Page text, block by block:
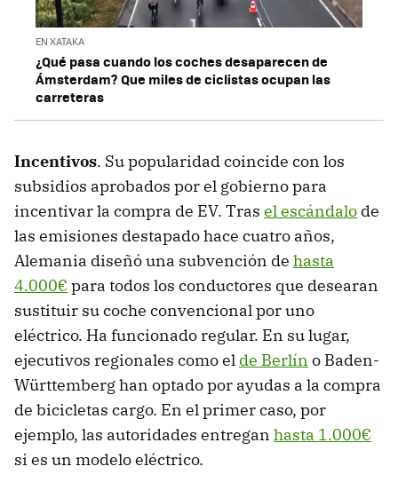
EN XATAKA
¿Qué pasa cuando los coches desaparecen de
Ámsterdam? Que miles de ciclistas ocupan las
carreteras
Incentivos. Su popularidad coincide con los
subsidios aprobados por el gobierno para
incentivar la compra de EV. Tras el escándalo de
las emisiones destapado hace cuatro años,
Alemania diseñó una subvención de hasta
4.000€ para todos los conductores que desearan
sustituir su coche convencional por uno
eléctrico. Ha funcionado regular. En su lugar,
ejecutivos regionales como el de Berlín o Baden-
Württemberg han optado por ayudas a la compra
de bicicletas cargo. En el primer caso, por
ejemplo, las autoridades entregan hasta 1.000€
si es un modelo eléctrico.